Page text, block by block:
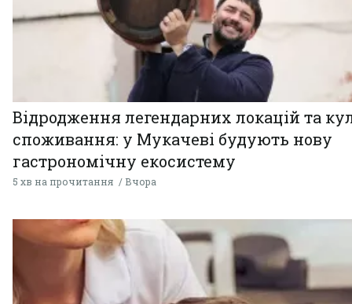
Відродження легендарних локацій та
споживання: у Мукачеві будують нову
гастрономічну екосистему
5 хв на прочитання Вчора